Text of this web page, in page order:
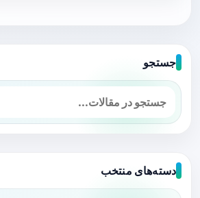
جستجو
دسته‌های منتخب